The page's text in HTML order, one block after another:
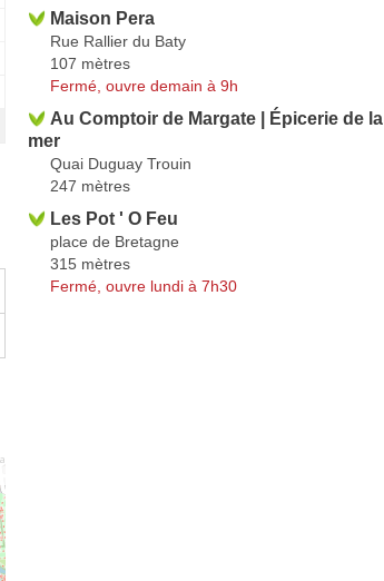
Maison Pera
Rue Rallier du Baty
107 mètres
Fermé, ouvre demain à 9h
Au Comptoir de Margate | Épicerie de la
mer
Quai Duguay Trouin
247 mètres
Les Pot ' O Feu
place de Bretagne
315 mètres
Fermé, ouvre lundi à 7h30